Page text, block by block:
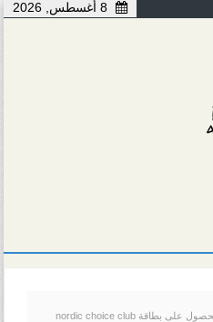
8 أغسطس, 2026
كيفة الحصول على بطاقة nordic choice club